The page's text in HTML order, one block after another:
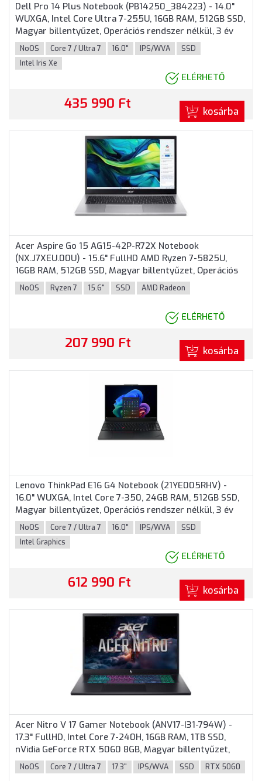
Dell Pro 14 Plus Notebook (PB14250_384223) - 14.0"
WUXGA, Intel Core Ultra 7-255U, 16GB RAM, 512GB SSD,
Magyar billentyűzet, Operációs rendszer nélkül, 3 év
garancia, Alumínium színben
NoOS Core 7 / Ultra 7 16.0" IPS/WVA
SSD
Intel Iris Xe
ELÉRHETŐ
435 990 Ft kosárba
Acer Aspire Go 15 AG15-42P-R72X Notebook
(NX.J7XEU.00U) - 15.6" FullHD AMD Ryzen 7-5825U,
16GB RAM, 512GB SSD, Magyar billentyűzet, Operációs
rendszer nélkül, 3 év garancia, Ezüst színben
NoOS Ryzen 7 15.6" SSD AMD Radeon
ELÉRHETŐ
207 990 Ft kosárba
Lenovo ThinkPad E16 G4 Notebook (21YE005RHV) -
16.0" WUXGA, Intel Core 7-350, 24GB RAM, 512GB SSD,
Magyar billentyűzet, Operációs rendszer nélkül, 3 év
garancia, Fekete színben
NoOS Core 7 / Ultra 7 16.0" IPS/WVA
SSD
Intel Graphics
ELÉRHETŐ
612 990 Ft kosárba
Acer Nitro V 17 Gamer Notebook (ANV17-I31-794W) -
17.3" FullHD, Intel Core 7-240H, 16GB RAM, 1TB SSD,
nVidia GeForce RTX 5060 8GB, Magyar billentyűzet,
Operációs rendszer nélkül, 3 év garancia, Fekete
színben
NoOS Core 7 / Ultra 7 17.3" IPS/WVA SSD RTX 5060